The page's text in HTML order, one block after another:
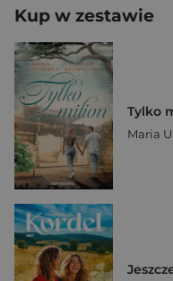
Kup w zestawie
Tylko
Maria